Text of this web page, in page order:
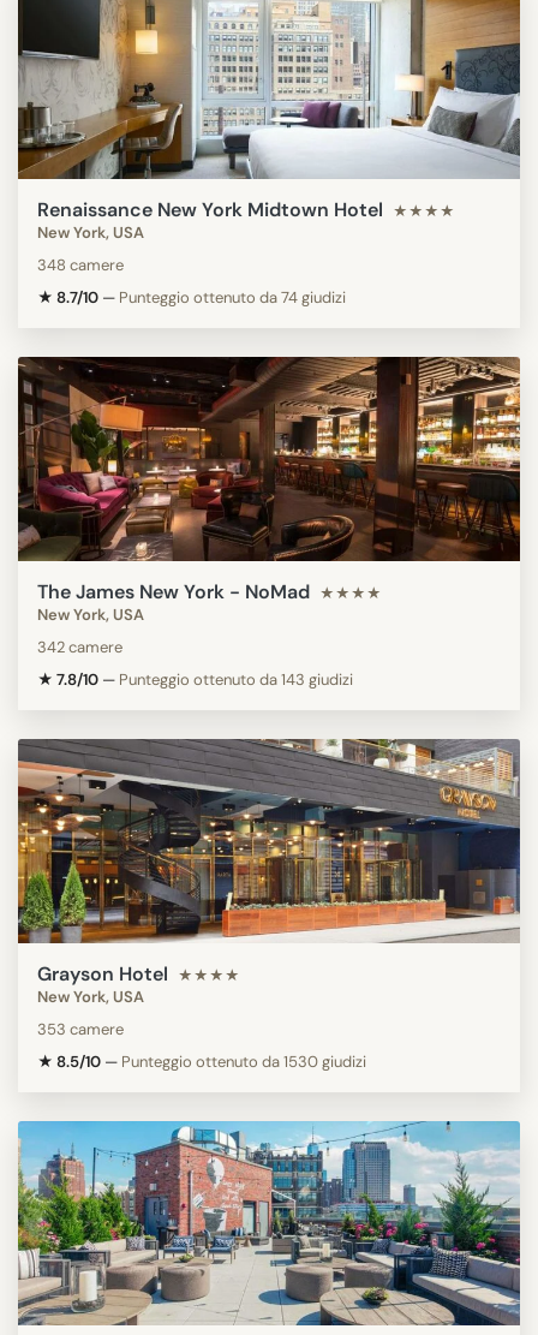
Renaissance New York Midtown Hotel ★★★★
New York, USA
348 camere
★ 8.7/10 — Punteggio ottenuto da 74 giudizi
The James New York - NoMad ★★★★
New York, USA
342 camere
★ 7.8/10 — Punteggio ottenuto da 143 giudizi
Grayson Hotel ★★★★
New York, USA
353 camere
★ 8.5/10 — Punteggio ottenuto da 1530 giudizi